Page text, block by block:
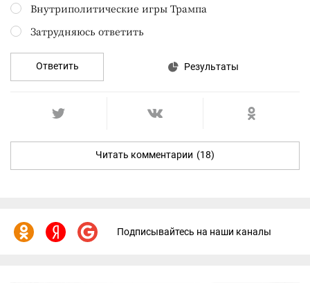
Внутриполитические игры Трампа
Затрудняюсь ответить
Ответить Результаты
Читать комментарии (18)
Подписывайтесь на наши каналы